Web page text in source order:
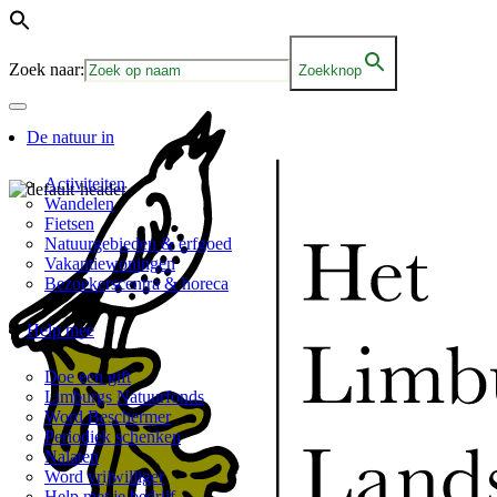
Zoek naar: Zoekknop
De natuur in
Activiteiten
Wandelen
Fietsen
Natuurgebieden & erfgoed
Vakantiewoningen
Bezoekerscentra & horeca
Help mee
Doe een gift
Limburgs Natuurfonds
Word Beschermer
Periodiek schenken
Nalaten
Word vrijwilliger